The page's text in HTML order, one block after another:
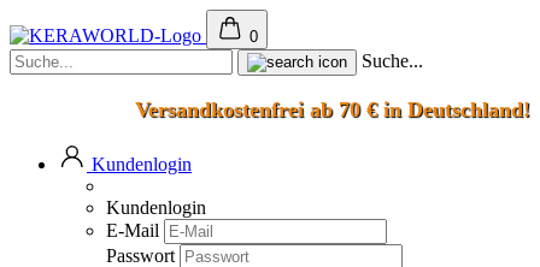
0
Suche...
Versandkostenfrei ab 70 € in Deutschland!
Kundenlogin
Kundenlogin
E-Mail
Passwort